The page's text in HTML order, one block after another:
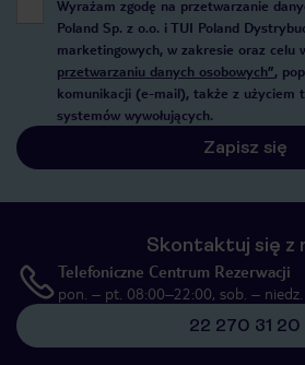
Wyrażam zgodę na przetwarzanie
Poland Sp. z o.o. i TUI Poland
marketingowych, w zakresie oraz celu
przetwarzaniu danych osobowych”,
komunikacji (e-mail), także z użyciem
systemów wywołujących.
Zapisz się
Skontaktuj się z
Telefoniczne Centrum Rezerwacji
pon. – pt. 08:00–22:00, sob. –
22 270 31 20